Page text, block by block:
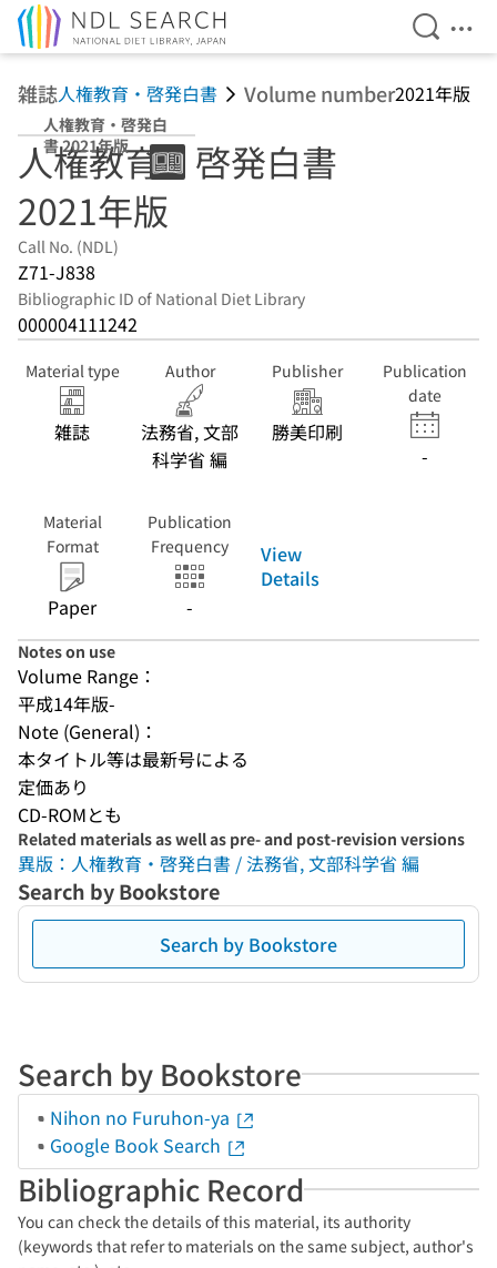
Open
雑誌人権教育・啓発白書 Volume number2021年版
人権教育・啓発白
書 2021年版
人権教育・啓発白書
2021年版
Call No. (NDL)
Z71-J838
Bibliographic ID of National Diet Library
000004111242
Material type
雑誌
Author
法務省, 文部
科学省 編
Publisher
勝美印刷
Publication
date
-
Material
Format
Paper
Publication
Frequency
-
View
Details
Notes on use
Volume Range：
平成14年版-
Note (General)：
本タイトル等は最新号による
定価あり
CD-ROMとも
Related materials as well as pre- and post-revision versions
異版：人権教育・啓発白書 / 法務省, 文部科学省 編
Search by Bookstore
Search by Bookstore
Search by Bookstore
Nihon no Furuhon-ya
Google Book Search
Bibliographic Record
You can check the details of this material, its authority
(keywords that refer to materials on the same subject, author's